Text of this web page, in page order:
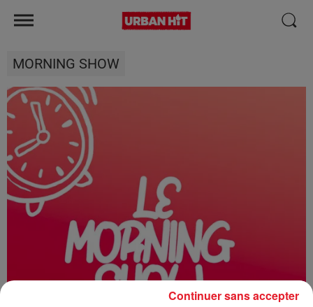
MORNING SHOW
Continuer sans accepter